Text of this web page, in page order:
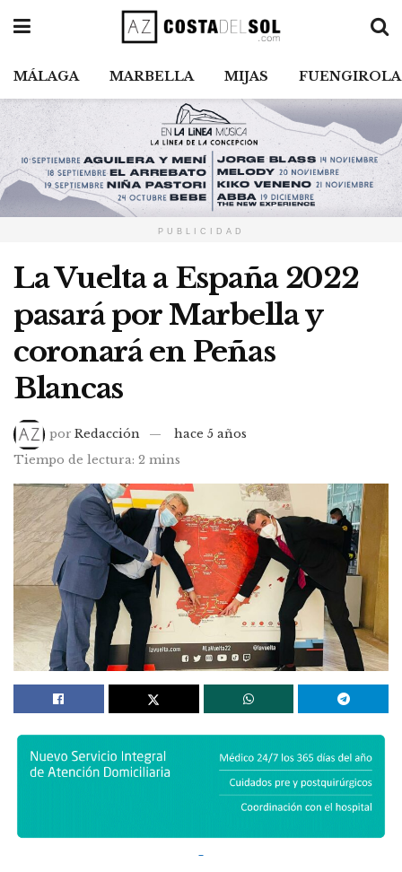
MÁLAGA MARBELLA MIJAS FUENGIROLA
PUBLICIDAD
La Vuelta a España 2022
pasará por Marbella y
coronará en Peñas
Blancas
por Redacción
hace 5 años
Tiempo de lectura: 2 mins